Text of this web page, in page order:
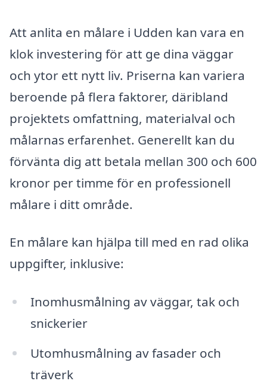
Att anlita en målare i Udden kan vara en
klok investering för att ge dina väggar
och ytor ett nytt liv. Priserna kan variera
beroende på flera faktorer, däribland
projektets omfattning, materialval och
målarnas erfarenhet. Generellt kan du
förvänta dig att betala mellan 300 och 600
kronor per timme för en professionell
målare i ditt område.
En målare kan hjälpa till med en rad olika
uppgifter, inklusive:
Inomhusmålning av väggar, tak och
snickerier
Utomhusmålning av fasader och
träverk